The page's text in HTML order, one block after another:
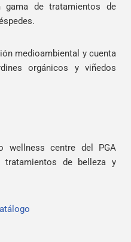
gama de tratamientos de
medioambiental y cuenta
orgánicos y viñedos
wellness centre del PGA
de belleza y